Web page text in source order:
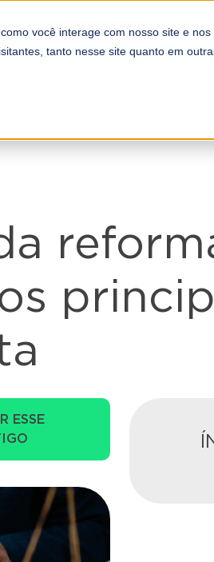
você interage com nosso site e
tanto nesse site quanto em
REFORMA TRIBUTÁRIA
confira os principais
ESSE